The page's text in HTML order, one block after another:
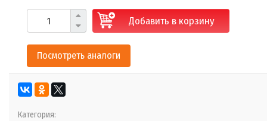
Добавить в корзину
Посмотреть аналоги
Категория: